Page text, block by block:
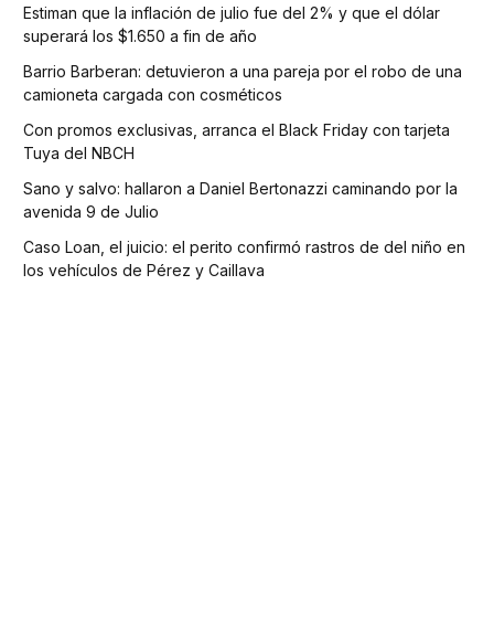
Estiman que la inflación de julio fue del 2% y que el dólar
superará los $1.650 a fin de año
Barrio Barberan: detuvieron a una pareja por el robo de una
camioneta cargada con cosméticos
Con promos exclusivas, arranca el Black Friday con tarjeta
Tuya del NBCH
Sano y salvo: hallaron a Daniel Bertonazzi caminando por la
avenida 9 de Julio
Caso Loan, el juicio: el perito confirmó rastros de del niño en
los vehículos de Pérez y Caillava